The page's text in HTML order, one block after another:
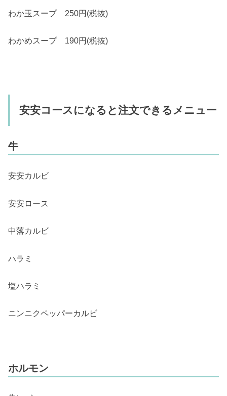
わか玉スープ 250円(税抜)
わかめスープ 190円(税抜)
安安コースになると注文できるメニュー
牛
安安カルビ
安安ロース
中落カルビ
ハラミ
塩ハラミ
ニンニクペッパーカルビ
ホルモン